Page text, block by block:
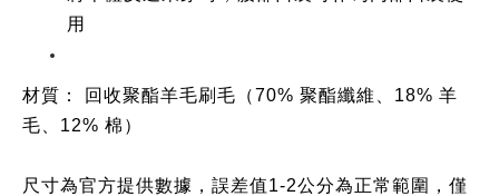
用
材質：
回收聚酯羊毛刷毛（70% 聚酯纖維、18% 羊
毛、12% 棉）
尺寸為官方提供數據，誤差值1-2公分為正常範圍，僅